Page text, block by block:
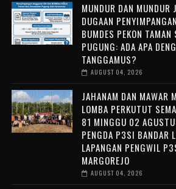
MUNDUR DAN MUNDUR
DUGAAN
BUMDES PEKON TAMAN
PUGUNG: ADA APA
TANGGAMUS?
AUGUST 04, 2026
JAHANAM DAN MAWAR
LOMBA PERKUTUT
81 MINGGU 02
PENGDA P3SI BANDAR
LAPANGAN PENGWIL
MARGOREJO
AUGUST 04, 2026